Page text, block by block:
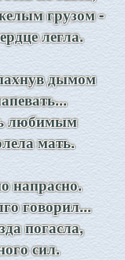
грузом -
легла.
дымом
любимым
мать.
напрасно.
говорил...
погасла,
сил.